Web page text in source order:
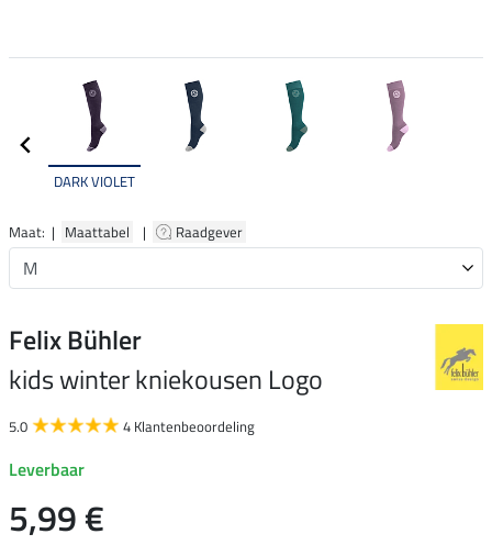
DARK VIOLET
Maat: | Maattabel | Raadgever
Felix Bühler
kids winter kniekousen Logo
5.0 4 Klantenbeoordeling
Leverbaar
5,99 €